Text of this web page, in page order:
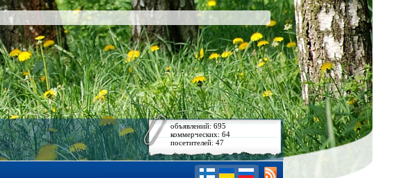
объявлений: 695
коммерческих: 64
посетителей: 47